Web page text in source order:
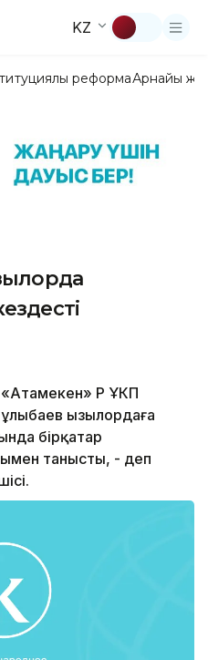
KZ
реформаАрнайы
ҚР ҰКП
Қызылордаға
бірқатар
танысты, - деп